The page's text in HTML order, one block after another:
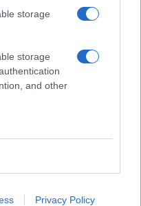
storage
storage
and other
Privacy Policy
vsebinami bodo